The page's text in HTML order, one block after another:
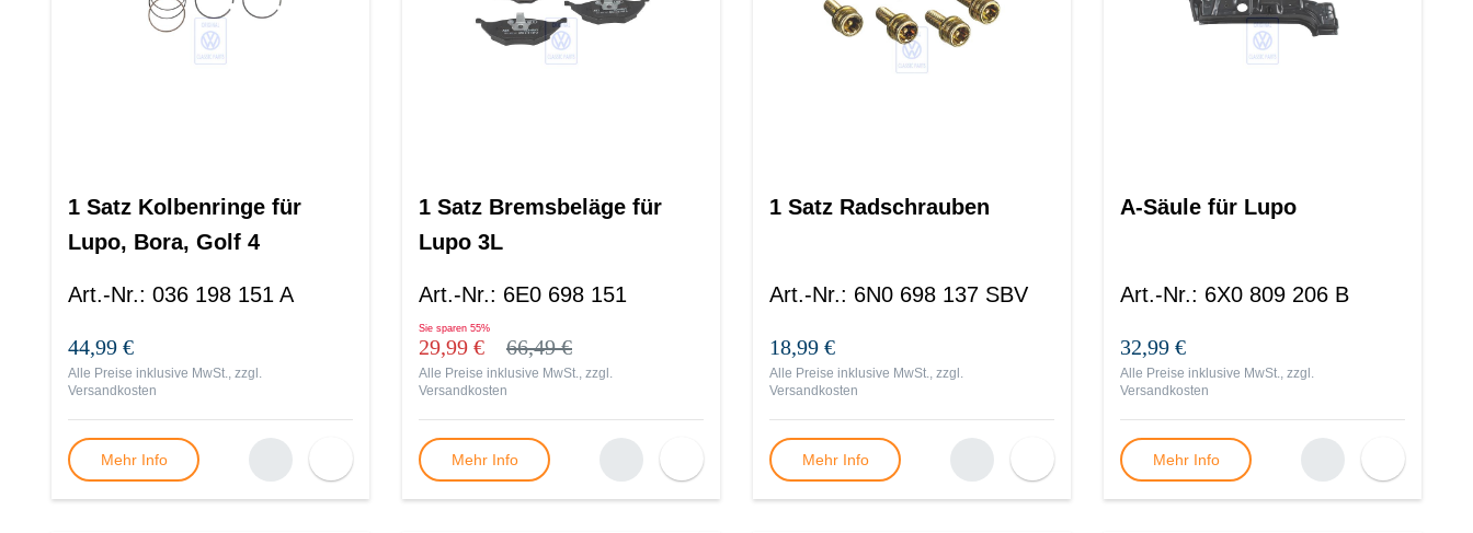
1 Satz Kolbenringe für
Lupo, Bora, Golf 4
Art.-Nr.: 036 198 151 A
44,99 €
Alle Preise inklusive MwSt., zzgl.
Versandkosten
Mehr Info
1 Satz Bremsbeläge für
Lupo 3L
Art.-Nr.: 6E0 698 151
Sie sparen 55%
29,99 € 66,49 €
Alle Preise inklusive MwSt., zzgl.
Versandkosten
Mehr Info
1 Satz Radschrauben
Art.-Nr.: 6N0 698 137 SBV
18,99 €
Alle Preise inklusive MwSt., zzgl.
Versandkosten
Mehr Info
A-Säule für Lupo
Art.-Nr.: 6X0 809 206 B
32,99 €
Alle Preise inklusive MwSt., zzgl.
Versandkosten
Mehr Info